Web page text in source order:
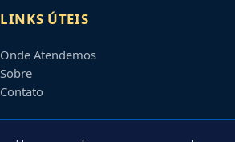
LINKS ÚTEIS
Onde Atendemos
Sobre
Contato